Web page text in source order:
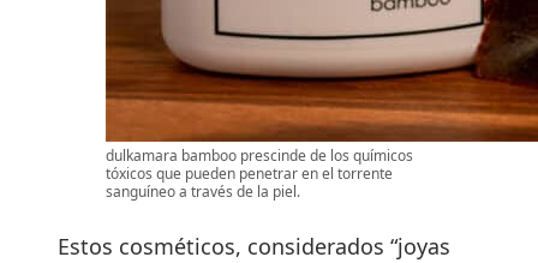
dulkamara bamboo prescinde de los químicos
tóxicos que pueden penetrar en el torrente
sanguíneo a través de la piel.
Estos cosméticos, considerados “joyas